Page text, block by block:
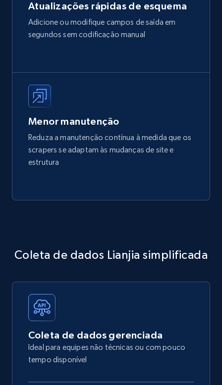
Atualizações rápidas de esquema
Adicione ou modifique campos de saída em
segundos sem codificação manual
Menor manutenção
Reduza a manutenção contínua à medida que os
scrapers se adaptam às mudanças de site e
estrutura
Coleta de dados Lianjia simplificada
Coleta de dados gerenciada
Ideal para equipes não técnicas ou com pouco
tempo disponível